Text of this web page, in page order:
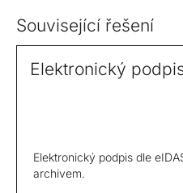
Související řešení
Elektronický
Elektronický podpis dle
archivem.